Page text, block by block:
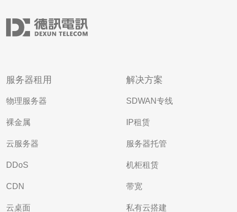
服务器租用
物理服务器
裸金属
云服务器
DDoS
CDN
云桌面
解决方案
SDWAN专线
IP租赁
服务器托管
机柜租赁
带宽
私有云搭建